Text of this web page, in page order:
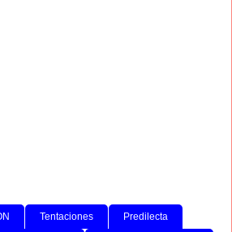
Tentaciones Predilecta